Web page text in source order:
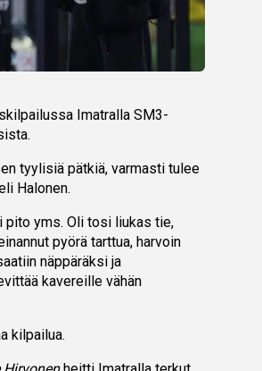
Imatralla SM3-
tyylisiä pätkiä, varmasti tulee
Halonen.
pito yms. Oli tosi liukas tie,
pyörä tarttua, harvoin
näppäräksi ja
kavereille vähän
kilpailua.